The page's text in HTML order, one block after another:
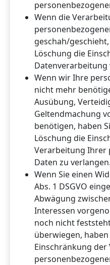
Wenn die
geschah/
Löschung die
Datenverarbeitung
Wenn wir Ihre
nicht mehr
Ausübung,
Geltendmachung
benötigen, haben
Löschung die
Verarbeitung Ihrer
Daten zu verlangen.
Wenn Sie einen
Abs. 1 DSGVO
Abwägung
Interessen
noch nicht
überwiegen, haben
Einschränkung